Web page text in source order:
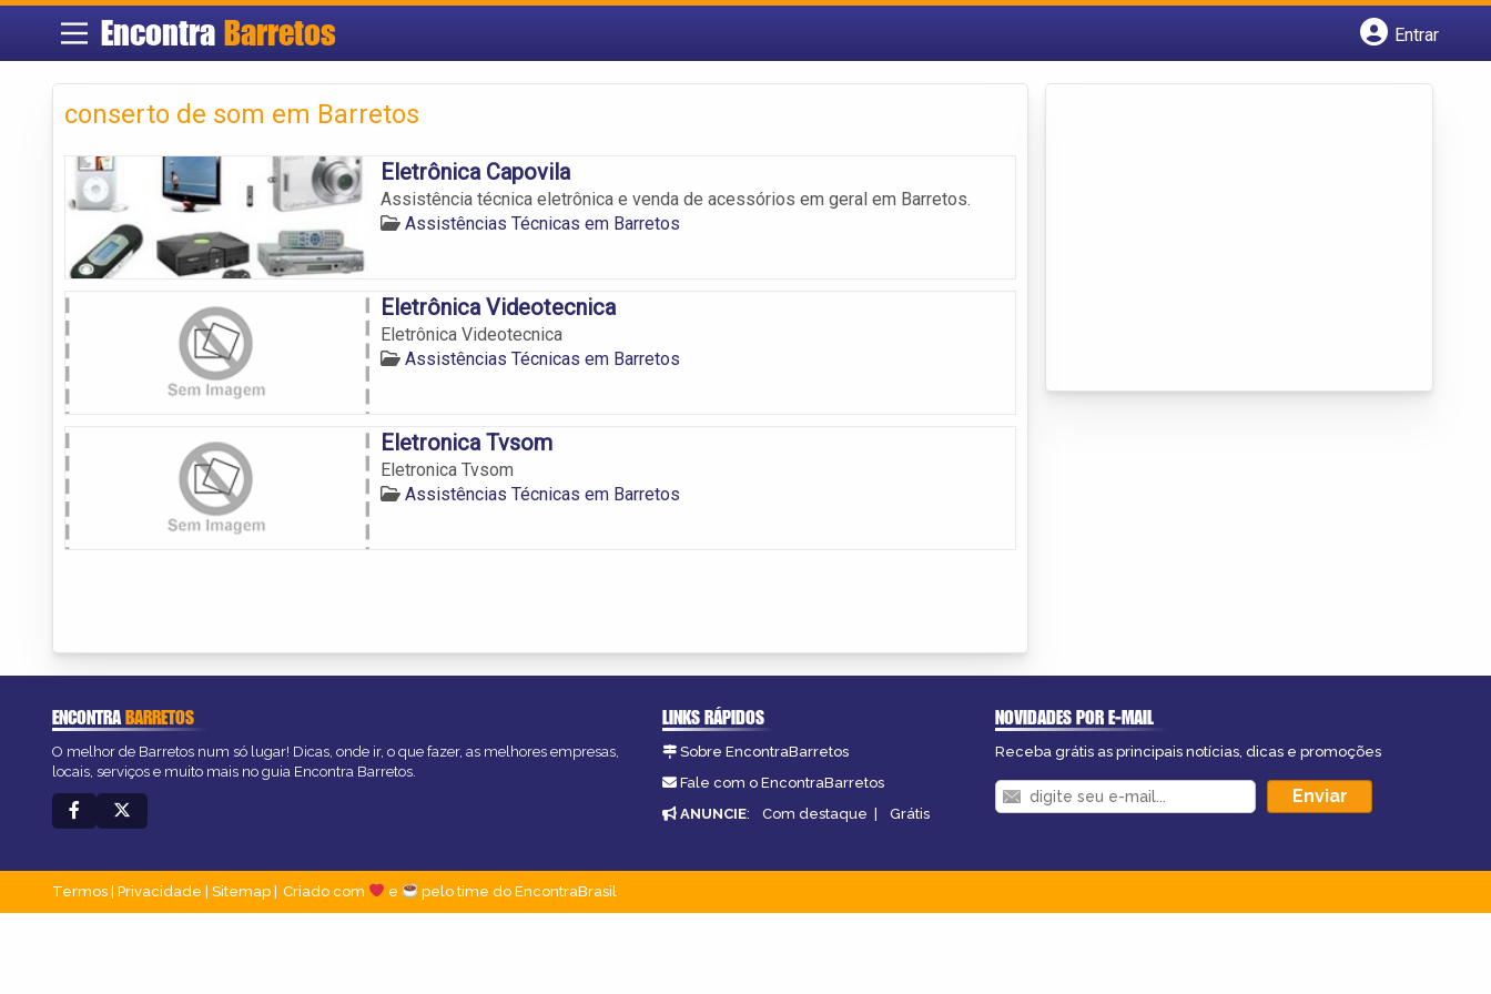
EncontraBarretos
Entrar
conserto de som em Barretos
Eletrônica Capovila
Assistência técnica eletrônica e venda de acessórios em geral em Barretos.
Assistências Técnicas em Barretos
Eletrônica Videotecnica
Eletrônica Videotecnica
Assistências Técnicas em Barretos
Eletronica Tvsom
Eletronica Tvsom
Assistências Técnicas em Barretos
ENCONTRABARRETOS
O melhor de Barretos num só lugar! Dicas, onde ir, o que fazer, as melhores empresas,
locais, serviços e muito mais no guia Encontra Barretos.
LINKS RÁPIDOS
Sobre EncontraBarretos
Fale com o EncontraBarretos
ANUNCIE: Com destaque | Grátis
NOVIDADES POR E-MAIL
Receba grátis as principais notícias, dicas e promoções
Termos Privacidade Sitemap Criado com e pelo time do EncontraBrasil